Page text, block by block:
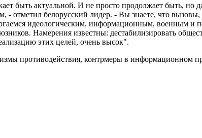
быть актуальной. И не просто продолжает быть, но
отметил белорусский лидер. - Вы знаете, что
идеологическим, информационным, военным
Намерения известны: дестабилизировать
этих целей, очень высок".
противодействия, контрмеры в информационном